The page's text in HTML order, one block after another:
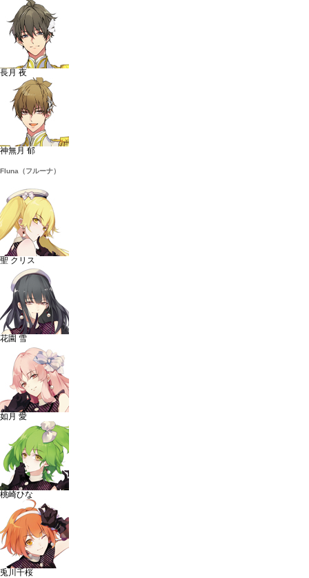
長月 夜
神無月 郁
Fluna（フルーナ）
聖 クリス
花園 雪
如月 愛
桃崎ひな
兎川千桜